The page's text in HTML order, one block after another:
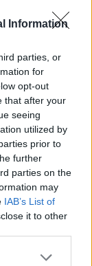
Information
parties, or
for
opt-out
that after your
seeing
utilized by
prior to
further
parties on the
may
IAB’s List of
it to other
Google